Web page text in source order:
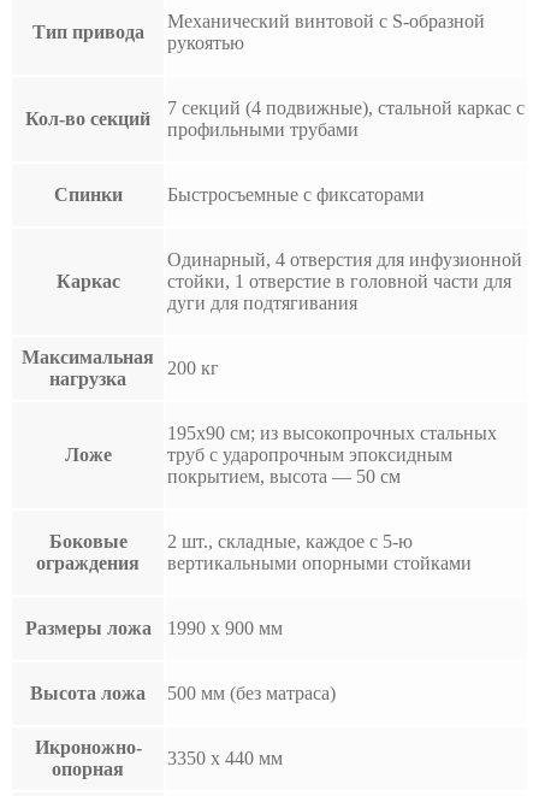
Тип привода
Механический винтовой с S-образной
рукоятью
Кол-во секций
7 секций (4 подвижные), стальной каркас с
профильными трубами
Спинки Быстросъемные с фиксаторами
Каркас
Одинарный, 4 отверстия для инфузионной
стойки, 1 отверстие в головной части для
дуги для подтягивания
Максимальная
нагрузка
200 кг
Ложе
195х90 см; из высокопрочных стальных
труб с ударопрочным эпоксидным
покрытием, высота — 50 см
Боковые
ограждения
2 шт., складные, каждое с 5-ю
вертикальными опорными стойками
Размеры ложа 1990 х 900 мм
Высота ложа 500 мм (без матраса)
Икроножно-
опорная
3350 x 440 мм